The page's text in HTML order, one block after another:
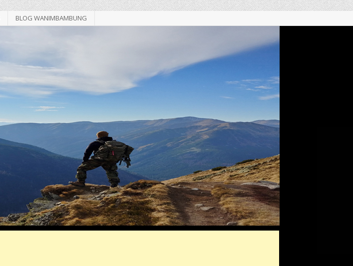
BLOG WANIMBAMBUNG